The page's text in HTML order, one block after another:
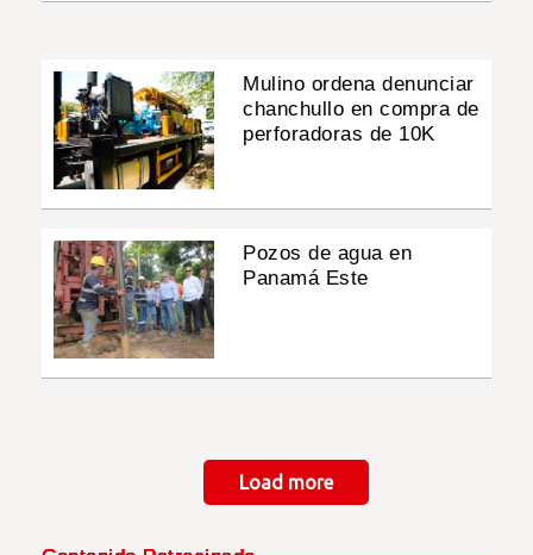
Mulino ordena denunciar
chanchullo en compra de
perforadoras de 10K
Pozos de agua en
Panamá Este
Load more